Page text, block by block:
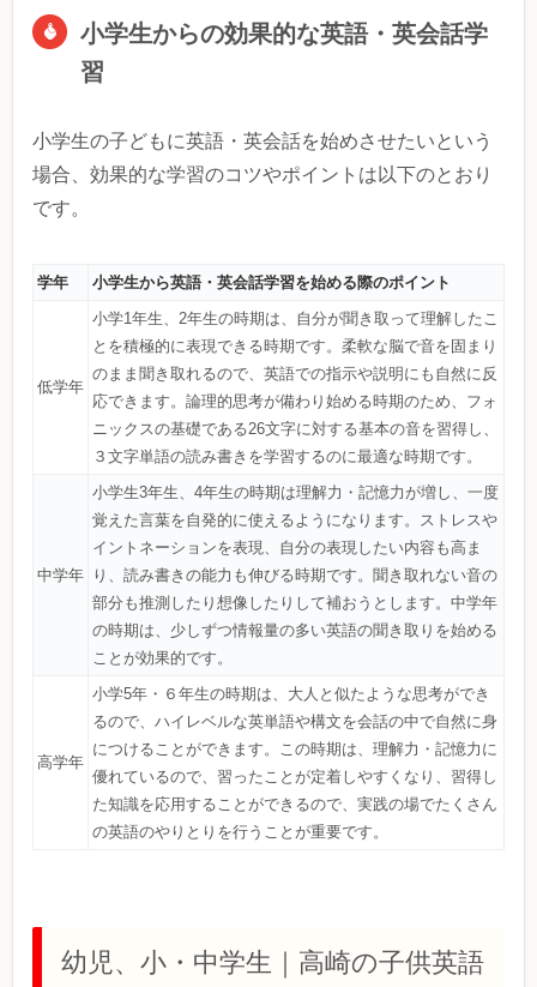
小学生からの効果的な英語・英会話学
習
小学生の子どもに英語・英会話を始めさせたいという
場合、効果的な学習のコツやポイントは以下のとおり
です。
学年 小学生から英語・英会話学習を始める際のポイント
低学年
小学1年生、2年生の時期は、自分が聞き取って理解したこ
とを積極的に表現できる時期です。柔軟な脳で音を固まり
のまま聞き取れるので、英語での指示や説明にも自然に反
応できます。論理的思考が備わり始める時期のため、フォ
ニックスの基礎である26文字に対する基本の音を習得し、
３文字単語の読み書きを学習するのに最適な時期です。
中学年
小学生3年生、4年生の時期は理解力・記憶力が増し、一度
覚えた言葉を自発的に使えるようになります。ストレスや
イントネーションを表現、自分の表現したい内容も高ま
り、読み書きの能力も伸びる時期です。聞き取れない音の
部分も推測したり想像したりして補おうとします。中学年
の時期は、少しずつ情報量の多い英語の聞き取りを始める
ことが効果的です。
高学年
小学5年・６年生の時期は、大人と似たような思考ができ
るので、ハイレベルな英単語や構文を会話の中で自然に身
につけることができます。この時期は、理解力・記憶力に
優れているので、習ったことが定着しやすくなり、習得し
た知識を応用することができるので、実践の場でたくさん
の英語のやりとりを行うことが重要です。
幼児、小・中学生｜高崎の子供英語